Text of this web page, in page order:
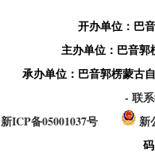
开办单位：巴
主办单位：巴音郭
承办单位：巴音郭楞蒙古
- 联
新ICP备05001037号
新